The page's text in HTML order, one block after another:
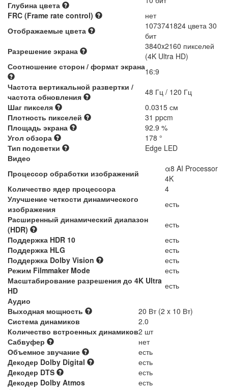
Глубина цвета
FRC (Frame rate control)
нет
Отображаемые цвета
1073741824 цвета 30
бит
Разрешение экрана
3840x2160 пикселей
(4K Ultra HD)
Соотношение сторон / формат экрана16:9
Частота вертикальной развертки /
частота обновления
48 Гц / 120 Гц
Шаг пикселя
0.0315 см
Плотность пикселей
31 ppcm
Площадь экрана
92.9 %
Угол обзора
178 °
Тип подсветки
Edge LED
Видео
Процессор обработки изображений
α8 AI Processor
4K
Количество ядер процессора
4
Улучшение четкости динамического
изображения
есть
Расширенный динамический диапазон
(HDR)
есть
Поддержка HDR 10
есть
Поддержка HLG
есть
Поддержка Dolby Vision
есть
Режим Filmmaker Mode
есть
Масштабирование разрешения до 4K Ultra
HD
есть
Аудио
Выходная мощность
20 Вт (2 x 10 Вт)
Система динамиков
2.0
Количество встроенных динамиков2 шт
Сабвуфер
нет
Объемное звучание
есть
Декодер Dolby Digital
есть
Декодер DTS
есть
Декодер Dolby Atmos
есть